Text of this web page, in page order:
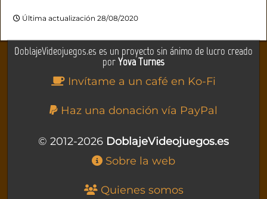
Última actualización 28/08/2020
DoblajeVideojuegos.es es un proyecto sin ánimo de lucro creado
porYova Turnes
Invítame a un café en Ko-Fi
Haz una donación vía PayPal
© 2012-2026 DoblajeVideojuegos.es
Sobre la web
Quienes somos